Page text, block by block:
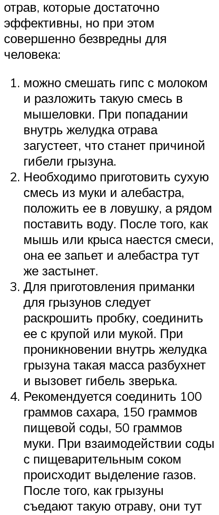
отрав, которые достаточно
эффективны, но при этом
совершенно безвредны для
человека:
можно смешать гипс с молоком
и разложить такую смесь в
мышеловки. При попадании
внутрь желудка отрава
загустеет, что станет причиной
гибели грызуна.
Необходимо приготовить сухую
смесь из муки и алебастра,
положить ее в ловушку, а рядом
поставить воду. После того, как
мышь или крыса наестся смеси,
она ее запьет и алебастра тут
же застынет.
Для приготовления приманки
для грызунов следует
раскрошить пробку, соединить
ее с крупой или мукой. При
проникновении внутрь желудка
грызуна такая масса разбухнет
и вызовет гибель зверька.
Рекомендуется соединить 100
граммов сахара, 150 граммов
пищевой соды, 50 граммов
муки. При взаимодействии соды
с пищеварительным соком
происходит выделение газов.
После того, как грызуны
съедают такую отраву, они тут